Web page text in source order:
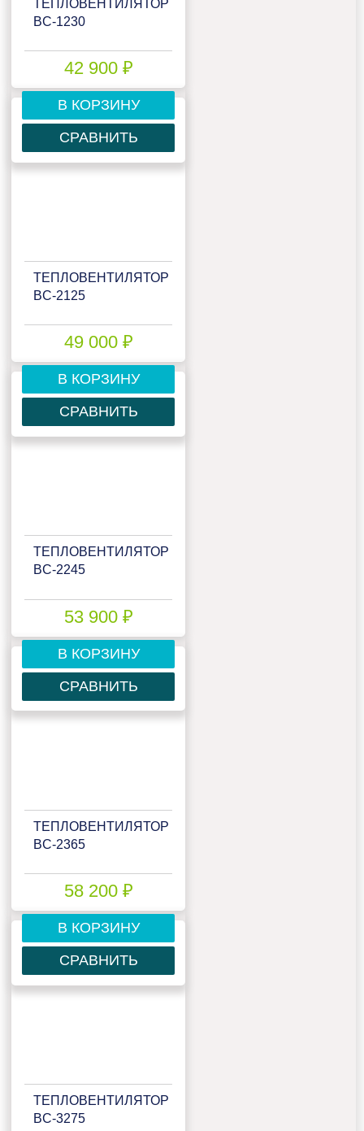
ТЕПЛОВЕНТИЛЯТОР
BC-1230
42 900 ₽
В КОРЗИНУ
СРАВНИТЬ
ТЕПЛОВЕНТИЛЯТОР
BC-2125
49 000 ₽
В КОРЗИНУ
СРАВНИТЬ
ТЕПЛОВЕНТИЛЯТОР
BC-2245
53 900 ₽
В КОРЗИНУ
СРАВНИТЬ
ТЕПЛОВЕНТИЛЯТОР
BC-2365
58 200 ₽
В КОРЗИНУ
СРАВНИТЬ
ТЕПЛОВЕНТИЛЯТОР
BC-3275